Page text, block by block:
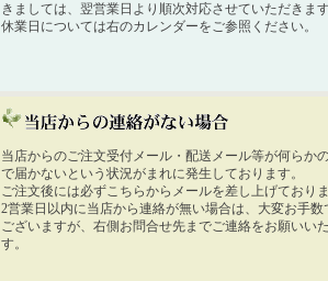
きましては、翌営業日より順次対応させていただきま
休業日については右のカレンダーをご参照ください。
当店からのご注文受付メール・配送メール等が何らか
で届かないという状況がまれに発生しております。
ご注文後には必ずこちらからメールを差し上げており
2営業日以内に当店から連絡が無い場合は、大変お手数
ございますが、右側お問合せ先までご連絡をお願いい
す。